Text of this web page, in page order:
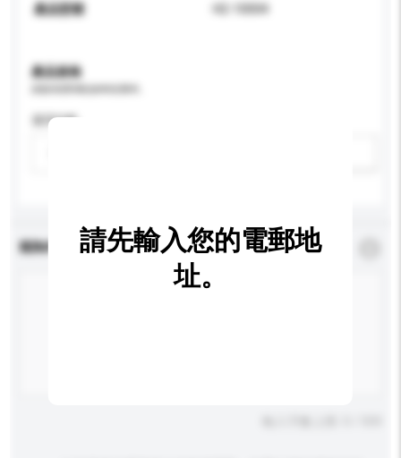
產品型號 H2-10004
產品規格
適用年齡
查詢內容 *必須填寫
請先輸入您的電郵地
址。